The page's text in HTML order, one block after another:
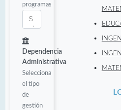
programas
Dependencia
Administrativa
Selecciona
el tipo
de
gestión